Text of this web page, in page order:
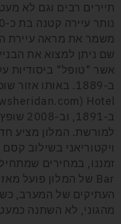
תיירים רבים וגם לא
משמר את מראה עיירת
שם ניתן למצוא את
אשר "טופל" ביסודיות
ב-1889. באותו אזור שוכן גם
Hotel
(
ב-
למורשת. המלון מציע
ויקטוריאני בשילוב
זמננו, במחירים שמתחילים ב-
Bar של המלון
העתיקים של המערב,
מהגוני, לא השתנה